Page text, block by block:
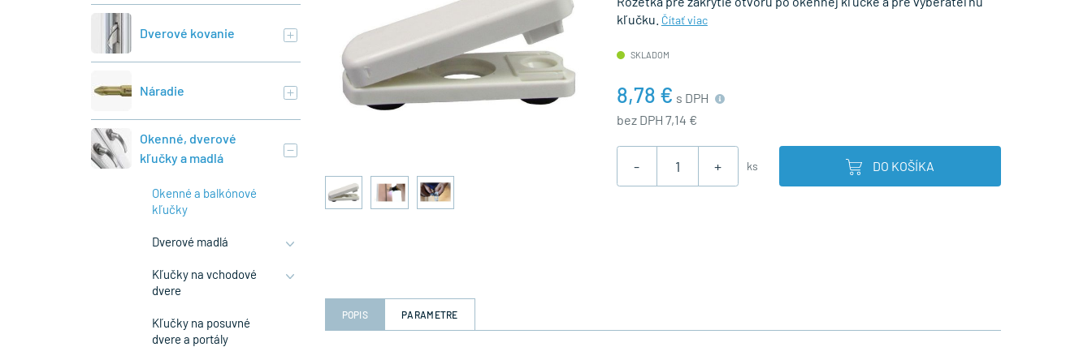
kľučku. Čítať viac
SKLADOM
8,78 € s DPH
bez DPH 7,14 €
- + ks DO KOŠÍKA
POPIS PARAMETRE
Dverové kovanie
Náradie
Okenné, dverové
kľučky a madlá
Okenné a balkónové
kľučky
Dverové madlá
Kľučky na vchodové
dvere
Kľučky na posuvné
dvere a portály